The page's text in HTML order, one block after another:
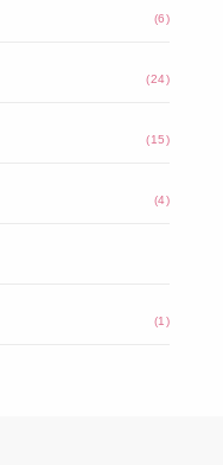
(6)
(24)
(15)
(4)
(1)